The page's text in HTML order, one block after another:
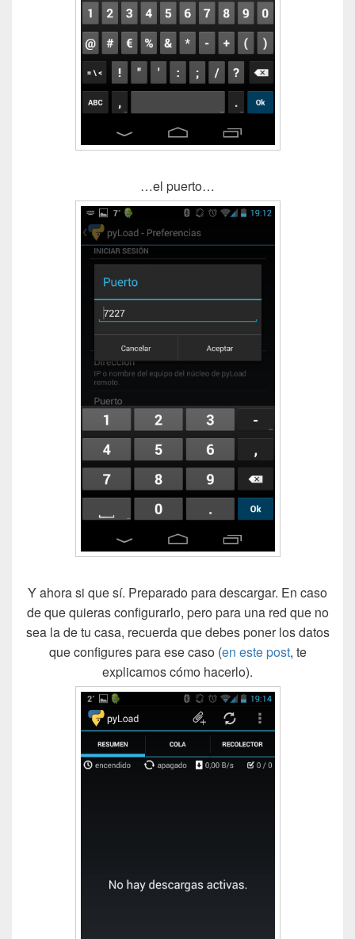
…el puerto…
Y ahora si que sí. Preparado para descargar. En caso
de que quieras configurarlo, pero para una red que no
sea la de tu casa, recuerda que debes poner los datos
que configures para ese caso (en este post, te
explicamos cómo hacerlo).